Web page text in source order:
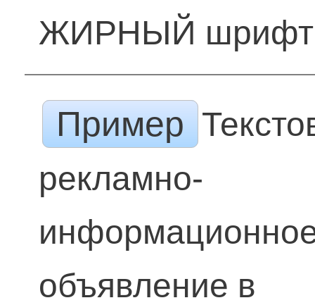
ЖИРНЫЙ шрифт
Пример
рекламно-
объявление в